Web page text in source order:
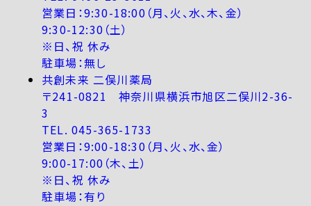
営業日：9:30-18:00（月、火、水、木、金）
9:30-12:30（土）
※日、祝 休み
駐車場：無し
共創未来 二俣川薬局
〒241-0821 神奈川県横浜市旭区二俣川2-36-
3
TEL. 045-365-1733
営業日：9:00-18:30（月、火、水、金）
9:00-17:00（木、土）
※日、祝 休み
駐車場：有り